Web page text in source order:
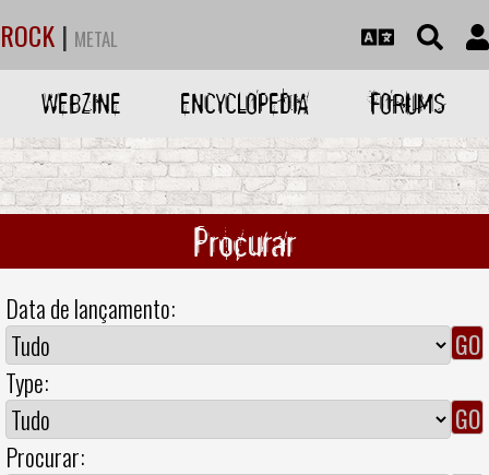
ROCK | METAL
WEBZINE ENCYCLOPEDIA FORUMS
Procurar
Data de lançamento:
Type:
Procurar: